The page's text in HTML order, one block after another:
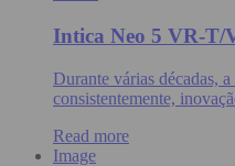
Intica Neo 5 VR-
Durante várias décadas,
consistentemente,
Read more
Image